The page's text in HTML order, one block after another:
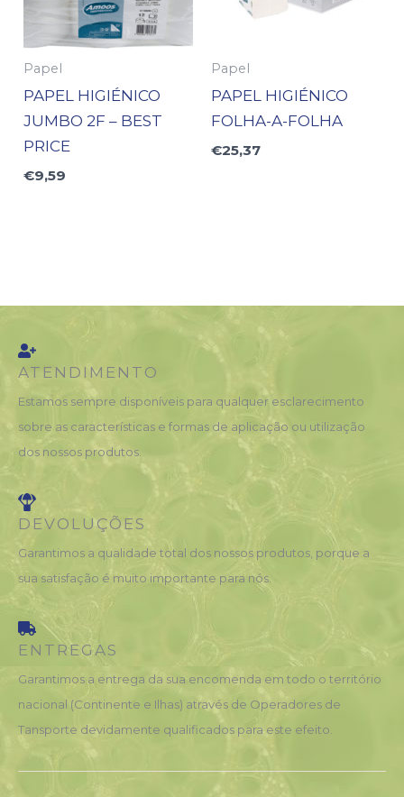
Papel
PAPEL HIGIÉNICO
JUMBO 2F – BEST
PRICE
€9,59
Papel
PAPEL HIGIÉNICO
FOLHA-A-FOLHA
€25,37
ATENDIMENTO
Estamos sempre disponíveis para qualquer esclarecimento
sobre as características e formas de aplicação ou utilização
dos nossos produtos.
DEVOLUÇÕES
Garantimos a qualidade total dos nossos produtos, porque a
sua satisfação é muito importante para nós.
ENTREGAS
Garantimos a entrega da sua encomenda em todo o território
nacional (Continente e Ilhas) através de Operadores de
Tansporte devidamente qualificados para este efeito.